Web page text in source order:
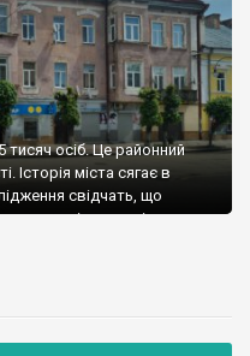
тисяч осіб. Це районний
Історія міста сягає в
свідчать, що
ще в доісторичні часи.